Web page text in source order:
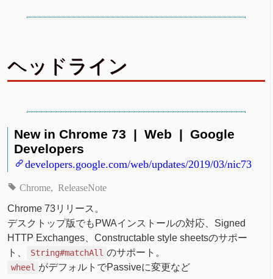
ヘッドライン
New in Chrome 73 | Web | Google
Developers
developers.google.com/web/updates/2019/03/nic73
Chrome ReleaseNote
Chrome 73リリース。
デスクトップ版でもPWAインストールの対応、Signed
HTTP Exchanges、Constructable style sheetsのサポー
ト、
String#matchAll のサポート。
wheel がデフォルトでPassiveに変更など